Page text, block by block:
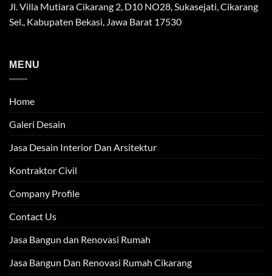
Jl. Villa Mutiara Cikarang 2, D10 NO28, Sukasejati, Cikarang
Sel., Kabupaten Bekasi, Jawa Barat 17530
MENU
Home
Galeri Desain
Jasa Desain Interior Dan Arsitektur
Kontraktor Civil
Company Profile
Contact Us
Jasa Bangun dan Renovasi Rumah
Jasa Bangun Dan Renovasi Rumah Cikarang